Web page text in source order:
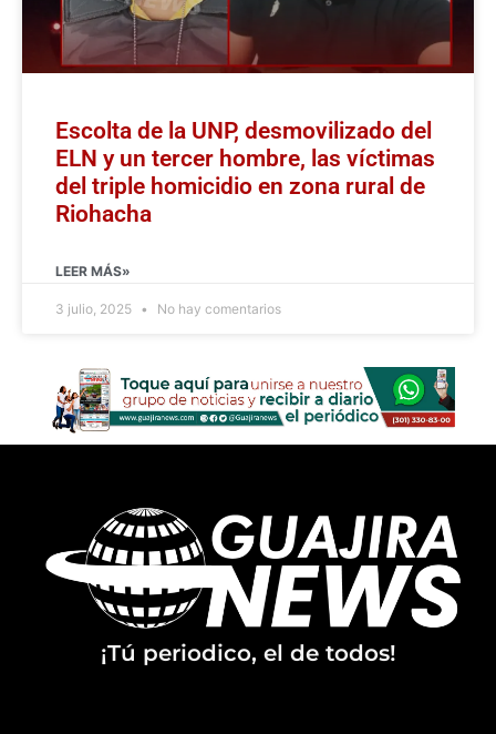
Escolta de la UNP, desmovilizado del
ELN y un tercer hombre, las víctimas
del triple homicidio en zona rural de
Riohacha
LEER MÁS»
3 julio, 2025 No hay comentarios
¡Tú periodico, el de todos!